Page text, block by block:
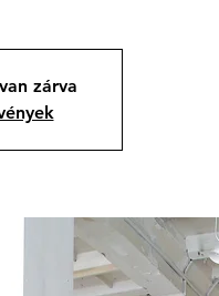
zárva